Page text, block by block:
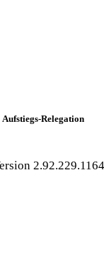
Aufstiegs-Relegation